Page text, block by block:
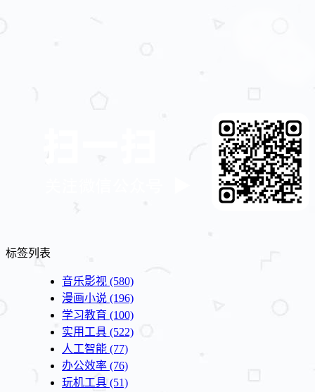
标签列表
音乐影视 (580)
漫画小说 (196)
学习教育 (100)
实用工具 (522)
人工智能 (77)
办公效率 (76)
玩机工具 (51)